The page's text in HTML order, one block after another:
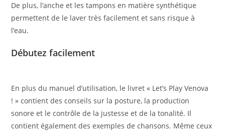
De plus, l’anche et les tampons en matière synthétique
permettent de le laver très facilement et sans risque à
l’eau.
Débutez facilement
En plus du manuel d’utilisation, le livret « Let’s Play Venova
! » contient des conseils sur la posture, la production
sonore et le contrôle de la justesse et de la tonalité. Il
contient également des exemples de chansons. Même ceux